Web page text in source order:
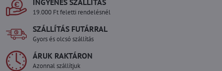
INGYENES SZÁLLÍTÁS
19.000 Ft feletti rendelésnél
SZÁLLÍTÁS FUTÁRRAL
Gyors és olcsó szállítás
ÁRUK RAKTÁRON
Azonnal szállítjuk